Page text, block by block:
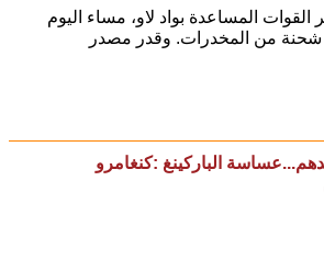
المساعدة بواد لاو، مساء اليوم
الباركينغ :كنغامرو